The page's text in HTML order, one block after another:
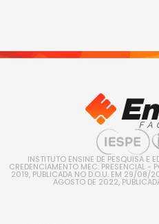
INSTITUTO ENSINE DE PESQUISA
CREDENCIAMENTO MEC: PRESENCIAL -
2019, PUBLICADA NO D.O.U. EM 29/08/
AGOSTO DE 2022,